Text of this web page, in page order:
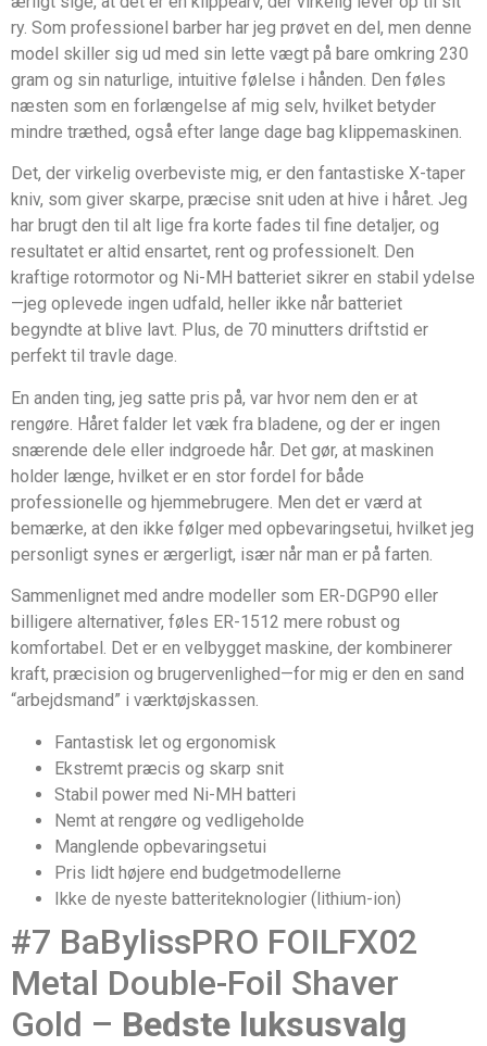
ry. Som professionel barber har jeg prøvet en del, men denne
model skiller sig ud med sin lette vægt på bare omkring 230
gram og sin naturlige, intuitive følelse i hånden. Den føles
næsten som en forlængelse af mig selv, hvilket betyder
mindre træthed, også efter lange dage bag klippemaskinen.
Det, der virkelig overbeviste mig, er den fantastiske X-taper
kniv, som giver skarpe, præcise snit uden at hive i håret. Jeg
har brugt den til alt lige fra korte fades til fine detaljer, og
resultatet er altid ensartet, rent og professionelt. Den
kraftige rotormotor og Ni-MH batteriet sikrer en stabil ydelse
—jeg oplevede ingen udfald, heller ikke når batteriet
begyndte at blive lavt. Plus, de 70 minutters driftstid er
perfekt til travle dage.
En anden ting, jeg satte pris på, var hvor nem den er at
rengøre. Håret falder let væk fra bladene, og der er ingen
snærende dele eller indgroede hår. Det gør, at maskinen
holder længe, hvilket er en stor fordel for både
professionelle og hjemmebrugere. Men det er værd at
bemærke, at den ikke følger med opbevaringsetui, hvilket jeg
personligt synes er ærgerligt, især når man er på farten.
Sammenlignet med andre modeller som ER-DGP90 eller
billigere alternativer, føles ER-1512 mere robust og
komfortabel. Det er en velbygget maskine, der kombinerer
kraft, præcision og brugervenlighed—for mig er den en sand
“arbejdsmand” i værktøjskassen.
Fantastisk let og ergonomisk
Ekstremt præcis og skarp snit
Stabil power med Ni-MH batteri
Nemt at rengøre og vedligeholde
Manglende opbevaringsetui
Pris lidt højere end budgetmodellerne
Ikke de nyeste batteriteknologier (lithium-ion)
#7 BaBylissPRO FOILFX02
Metal Double-Foil Shaver
Gold – Bedste luksusvalg